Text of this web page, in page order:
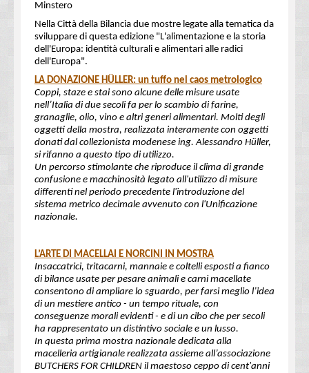
Minstero
Nella Città della Bilancia due mostre legate alla tematica da
sviluppare di questa edizione "L'alimentazione e la storia
dell'Europa: identità culturali e alimentari alle radici
dell'Europa".
LA DONAZIONE HÜLLER: un tuffo nel caos metrologico
Coppi, staze e stai sono alcune delle misure usate
nell’Italia di due secoli fa per lo scambio di farine,
granaglie, olio, vino e altri generi alimentari. Molti degli
oggetti della mostra, realizzata interamente con oggetti
donati dal collezionista modenese ing. Alessandro Hüller,
si rifanno a questo tipo di utilizzo.
Un percorso stimolante che riproduce il clima di grande
confusione e macchinosità legato all'utilizzo di misure
differenti nel periodo precedente l'introduzione del
sistema metrico decimale avvenuto con l'Unificazione
nazionale.
L’ARTE DI MACELLAI E NORCINI IN MOSTRA
Insaccatrici, tritacarni, mannaie e coltelli esposti a fianco
di bilance usate per pesare animali e carni macellate
consentono di ampliare lo sguardo, per farsi meglio l’idea
di un mestiere antico - un tempo rituale, con
conseguenze morali evidenti - e di un cibo che per secoli
ha rappresentato un distintivo sociale e un lusso.
In questa prima mostra nazionale dedicata alla
macelleria artigianale realizzata assieme all’associazione
BUTCHERS FOR CHILDREN il maestoso ceppo di cent'anni